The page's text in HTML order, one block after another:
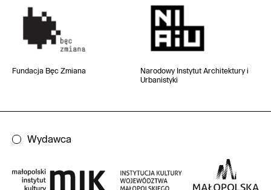
Fundacja Bęc Zmiana Narodowy Instytut Architektury i
Urbanistyki
Wydawca